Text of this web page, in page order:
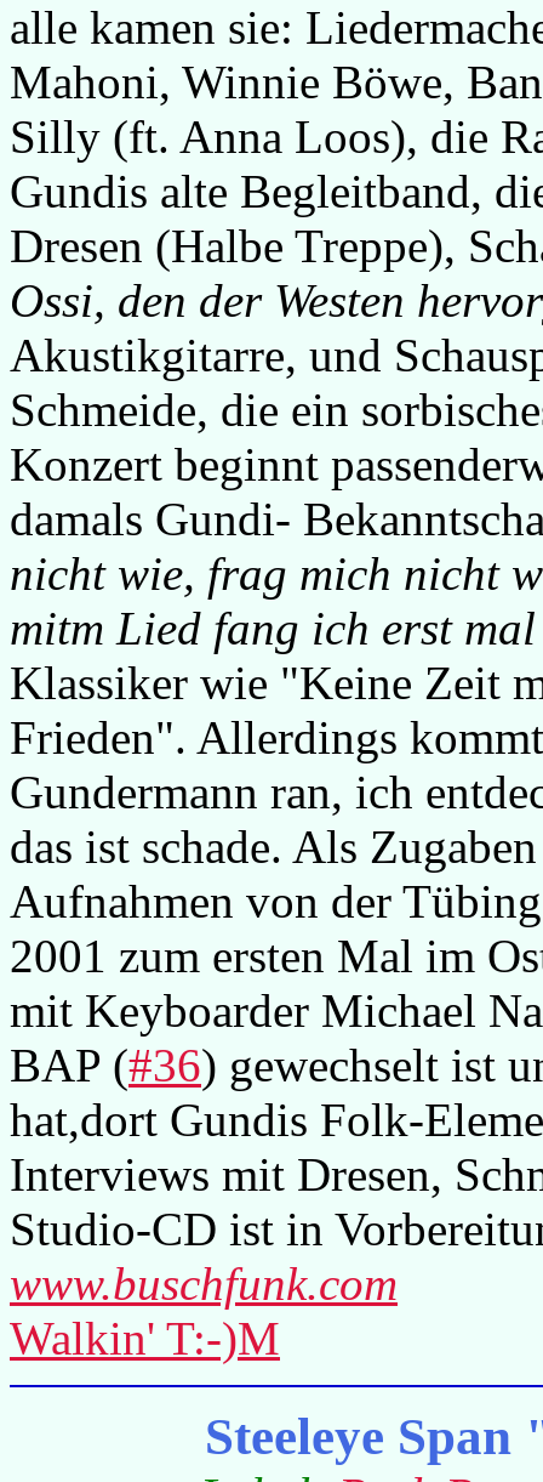
alle kamen sie:
Mahoni, Winnie Böwe,
Silly (ft. Anna Loos), die
Gundis alte Begleitband,
Dresen (Halbe Treppe),
Ossi, den der Westen
Akustikgitarre, und
Schmeide, die ein
Konzert beginnt
damals Gundi-
nicht wie, frag mich nicht
mitm Lied fang ich erst
Klassiker wie "Keine Zeit
Frieden". Allerdings
Gundermann ran, ich
das ist schade. Als
Aufnahmen von der
2001 zum ersten Mal im
mit Keyboarder Michael
BAP (#36) gewechselt ist
hat,dort Gundis Folk-
Interviews mit Dresen,
Studio-CD ist in
www.buschfunk.com
Walkin' T:-)M
Steeleye